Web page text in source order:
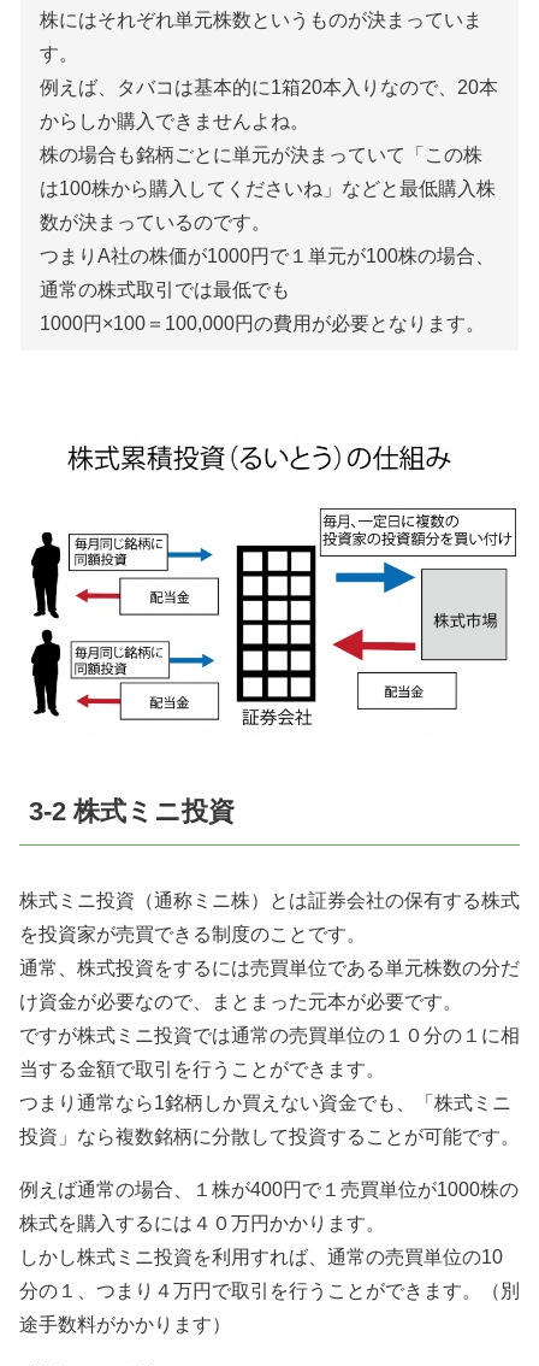
株にはそれぞれ単元株数というものが決まっていま
す。
例えば、タバコは基本的に1箱20本入りなので、20本
からしか購入できませんよね。
株の場合も銘柄ごとに単元が決まっていて「この株
は100株から購入してくださいね」などと最低購入株
数が決まっているのです。
つまりA社の株価が1000円で１単元が100株の場合、
通常の株式取引では最低でも
1000円×100＝100,000円の費用が必要となります。
3-2 株式ミニ投資
株式ミニ投資（通称ミニ株）とは証券会社の保有する株式
を投資家が売買できる制度のことです。
通常、株式投資をするには売買単位である単元株数の分だ
け資金が必要なので、まとまった元本が必要です。
ですが株式ミニ投資では通常の売買単位の１０分の１に相
当する金額で取引を行うことができます。
つまり通常なら1銘柄しか買えない資金でも、「株式ミニ
投資」なら複数銘柄に分散して投資することが可能です。
例えば通常の場合、１株が400円で１売買単位が1000株の
株式を購入するには４０万円かかります。
しかし株式ミニ投資を利用すれば、通常の売買単位の10
分の１、つまり４万円で取引を行うことができます。（別
途手数料がかかります）